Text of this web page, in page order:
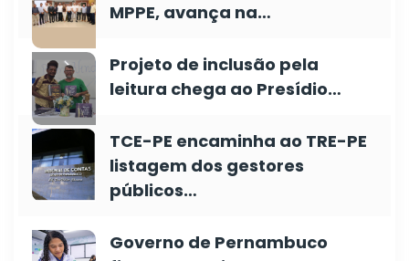
MPPE, avança na…
Projeto de inclusão pela
leitura chega ao Presídio…
TCE-PE encaminha ao TRE-PE
listagem dos gestores
públicos…
Governo de Pernambuco